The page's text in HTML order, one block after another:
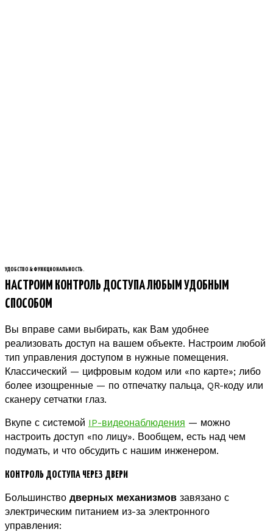
УДОБСТВО & ФУНКЦИОНАЛЬНОСТЬ.
НАСТРОИМ КОНТРОЛЬ ДОСТУПА ЛЮБЫМ УДОБНЫМ
СПОСОБОМ
Вы вправе сами выбирать, как Вам удобнее
реализовать доступ на вашем объекте. Настроим любой
тип управления доступом в нужные помещения.
Классический — цифровым кодом или «по карте»; либо
более изощренные — по отпечатку пальца, QR-коду или
сканеру сетчатки глаз.
Вкупе с системой IP-видеонаблюдения — можно
настроить доступ «по лицу». Вообщем, есть над чем
подумать, и что обсудить с нашим инженером.
КОНТРОЛЬ ДОСТУПА ЧЕРЕЗ ДВЕРИ
Большинство дверных механизмов завязано с
электрическим питанием из-за электронного
управления: